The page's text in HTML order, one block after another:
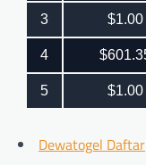
Dewatogel Daftar